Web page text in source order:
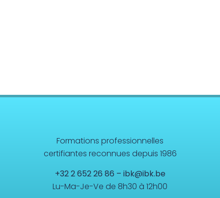
Formations professionnelles
certifiantes reconnues depuis 1986
+32 2 652 26 86 – ibk@ibk.be
Lu-Ma-Je-Ve de 8h30 à 12h00